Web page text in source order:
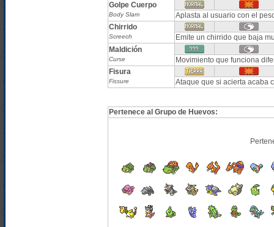
Golpe Cuerpo
Body Slam
Aplasta al usuario con el
Chirrido
Screech
Emite un chirrido que baja
Maldición
Curse
Movimiento que funciona
Fisura
Fissure Ataque que si acierta acaba
Pertenece al Grupo de Huevos: